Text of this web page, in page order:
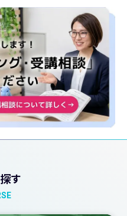
す